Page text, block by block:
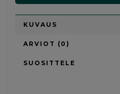
KUVAUS
ARVIOT (0)
SUOSITTELE